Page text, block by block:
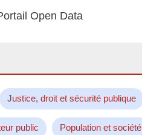
Open Data
Justice, droit et sécurité publique
public Population et société